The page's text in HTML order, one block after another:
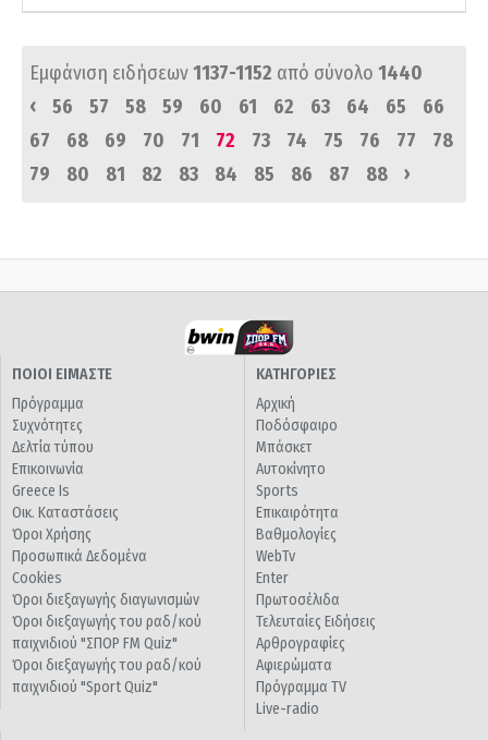
Εμφάνιση ειδήσεων1137-1152 από σύνολο 1440
‹
56 57 58 59 60 61 62 63 64 65
66
67
68 69 70 71 72 73 74 75 76 77
78
79
80 81 82 83 84 85 86 87 88 ›
ΠΟΙΟΙ ΕΙΜΑΣΤΕ
Πρόγραμμα
Συχνότητες
Δελτία τύπου
Επικοινωνία
Greece Is
Οικ. Καταστάσεις
Όροι Χρήσης
Προσωπικά Δεδομένα
Cookies
Όροι διεξαγωγής διαγωνισμών
Όροι διεξαγωγής του ραδ/κού
παιχνιδιού "ΣΠΟΡ FM Quiz"
Όροι διεξαγωγής του ραδ/κού
παιχνιδιού "Sport Quiz"
ΚΑΤΗΓΟΡΙΕΣ
Αρχική
Ποδόσφαιρο
Μπάσκετ
Αυτοκίνητο
Sports
Επικαιρότητα
Βαθμολογίες
WebTv
Enter
Πρωτοσέλιδα
Τελευταίες Ειδήσεις
Αρθρογραφίες
Αφιερώματα
Πρόγραμμα TV
Live-radio